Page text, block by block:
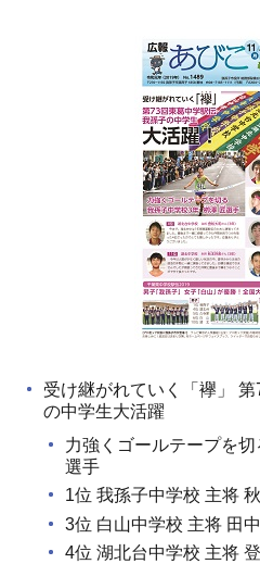
受け継がれていく「襷」
の中学生大活躍
力強くゴールテープを
選手
1位 我孫子中学校 主将
3位 白山中学校 主将 田
4位 湖北台中学校 主将